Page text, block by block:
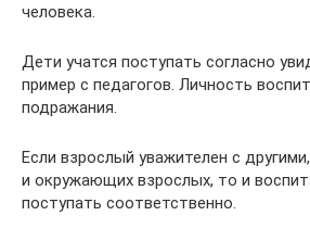
человека.
Дети учатся поступать согласно
пример с педагогов. Личность
подражания.
Если взрослый уважителен с
и окружающих взрослых, то и
поступать соответственно.